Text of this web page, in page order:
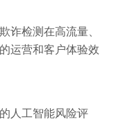
诈检测在高流量、
运营和客户体验效
人工智能风险评